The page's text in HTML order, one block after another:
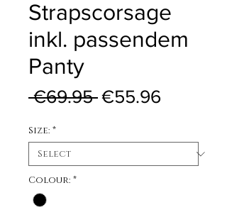
Strapscorsage
inkl. passendem
Panty
€69.95 Regular Price
€55.96
Size: *
Colour: *